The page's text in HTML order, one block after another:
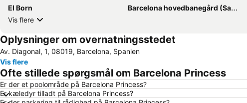
El Born
Barcelona hovedbanegård (Sants)
Vis flere
Oplysninger om overnatningsstedet
Av. Diagonal, 1, 08019, Barcelona, Spanien
Vis flere
Ofte stillede spørgsmål om Barcelona Princess
Er der et poolområde på Barcelona Princess?
Er kæledyr tilladt på Barcelona Princess?